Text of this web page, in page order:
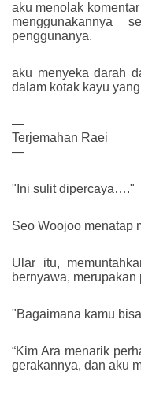
aku menolak
menggunakannya
penggunanya.
aku menyeka darah
dalam kotak kayu
—
Terjemahan Raei
—
"Ini sulit dipercaya…."
Seo Woojoo menatap
Ular itu,
bernyawa,
"Bagaimana kamu
“Kim Ara menarik
gerakannya, dan aku